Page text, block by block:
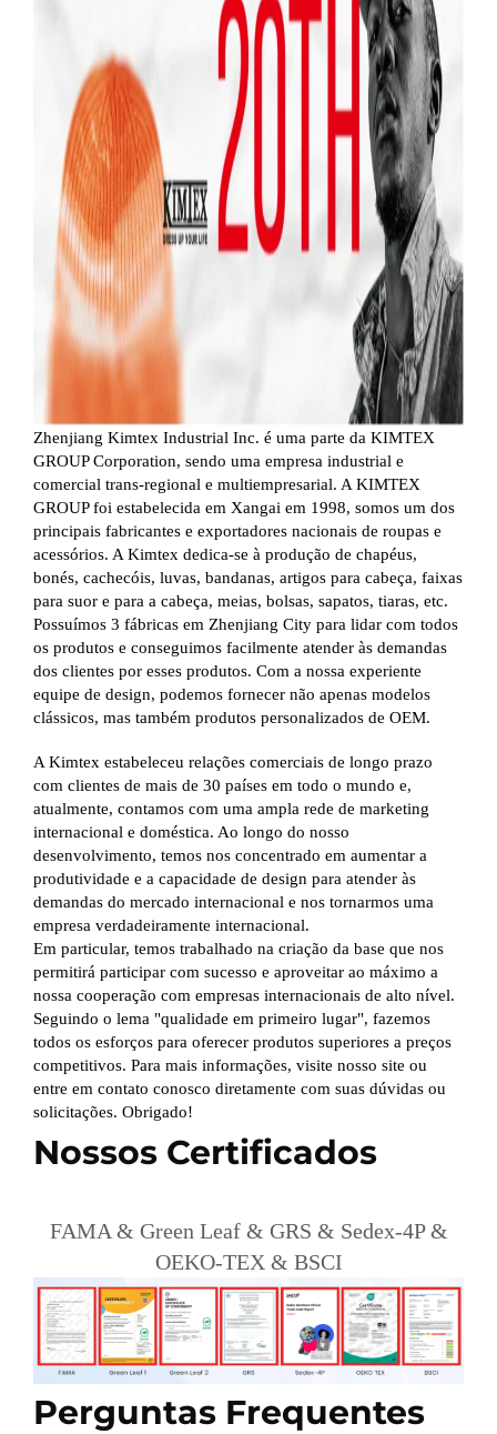
Zhenjiang Kimtex Industrial Inc. é uma parte da KIMTEX
GROUP Corporation, sendo uma empresa industrial e
comercial trans-regional e multiempresarial. A KIMTEX
GROUP foi estabelecida em Xangai em 1998, somos um dos
principais fabricantes e exportadores nacionais de roupas e
acessórios. A Kimtex dedica-se à produção de chapéus,
bonés, cachecóis, luvas, bandanas, artigos para cabeça, faixas
para suor e para a cabeça, meias, bolsas, sapatos, tiaras, etc.
Possuímos 3 fábricas em Zhenjiang City para lidar com todos
os produtos e conseguimos facilmente atender às demandas
dos clientes por esses produtos. Com a nossa experiente
equipe de design, podemos fornecer não apenas modelos
clássicos, mas também produtos personalizados de OEM.
A Kimtex estabeleceu relações comerciais de longo prazo
com clientes de mais de 30 países em todo o mundo e,
atualmente, contamos com uma ampla rede de marketing
internacional e doméstica. Ao longo do nosso
desenvolvimento, temos nos concentrado em aumentar a
produtividade e a capacidade de design para atender às
demandas do mercado internacional e nos tornarmos uma
empresa verdadeiramente internacional.
Em particular, temos trabalhado na criação da base que nos
permitirá participar com sucesso e aproveitar ao máximo a
nossa cooperação com empresas internacionais de alto nível.
Seguindo o lema "qualidade em primeiro lugar", fazemos
todos os esforços para oferecer produtos superiores a preços
competitivos. Para mais informações, visite nosso site ou
entre em contato conosco diretamente com suas dúvidas ou
solicitações. Obrigado!
Nossos Certificados
FAMA & Green Leaf & GRS & Sedex-4P &
OEKO-TEX & BSCI
Perguntas Frequentes